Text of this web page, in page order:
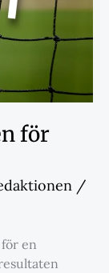
för
/
en